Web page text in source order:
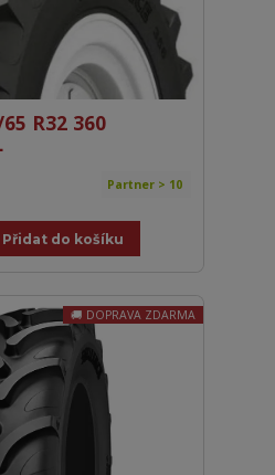
R32 360
Partner > 10
Přidat do košíku
DOPRAVA ZDARMA